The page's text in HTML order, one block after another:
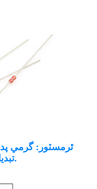
ٿرمسٽور: گرمي
تبديلين کي ڳوليو.